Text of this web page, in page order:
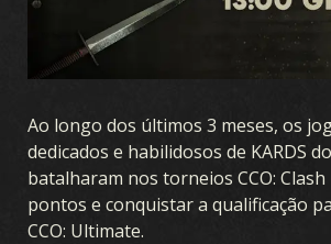
Ao longo dos últimos 3 meses, os
dedicados e habilidosos de KARDS
batalharam nos torneios CCO:
pontos e conquistar a qualificação
CCO: Ultimate.